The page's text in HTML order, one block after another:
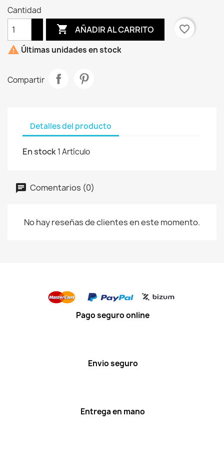
Cantidad
 AÑADIR AL CARRITO
favorite_border
 Últimas unidades en stock
Compartir
Detalles del producto
En stock1 Artículo
Comentarios (0)
No hay reseñas de clientes en este momento.
Pago seguro online
Envio seguro
Entrega en mano